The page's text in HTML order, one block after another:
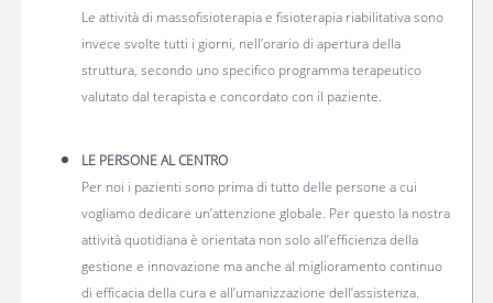
Le attività di massofisioterapia e fisioterapia riabilitativa sono
invece svolte tutti i giorni, nell’orario di apertura della
struttura, secondo uno specifico programma terapeutico
valutato dal terapista e concordato con il paziente.
LE PERSONE AL CENTRO
Per noi i pazienti sono prima di tutto delle persone a cui
vogliamo dedicare un’attenzione globale. Per questo la nostra
attività quotidiana è orientata non solo all’efficienza della
gestione e innovazione ma anche al miglioramento continuo
di efficacia della cura e all’umanizzazione dell’assistenza.